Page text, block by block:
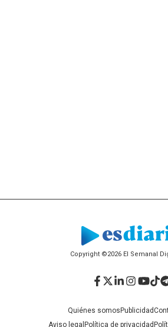
Copyright ©2026 El Semanal
Quiénes somosPublicidad
Aviso legal Política de privacidad
Facebook
Twitter
LinkedIn